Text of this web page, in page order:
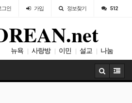
그인 가입 정보찾기 512
뉴욕 사랑방 이민 설교 나눔
맨해튼